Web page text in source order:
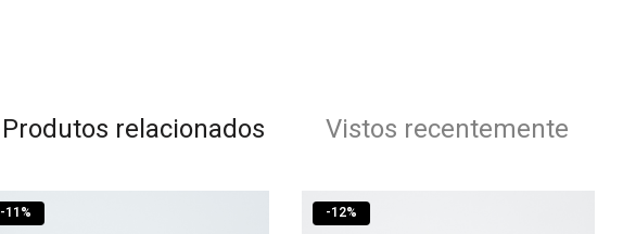
Produtos relacionados Vistos recentemente
-11 % -12%